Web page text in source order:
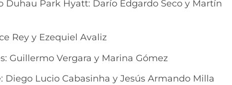
Duhau Park Hyatt: Darío Edgardo Seco y Martín
Rey y Ezequiel Avaliz
Guillermo Vergara y Marina Gómez
Diego Lucio Cabasinha y Jesús Armando Milla